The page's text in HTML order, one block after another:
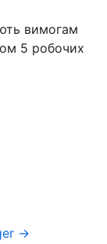
вимогам
5 робочих
→